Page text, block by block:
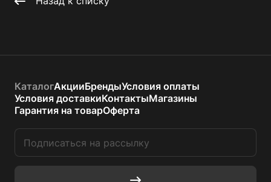
КаталогАкцииБрендыУсловия оплаты
Условия доставкиКонтактыМагазины
Гарантия на товарОферта